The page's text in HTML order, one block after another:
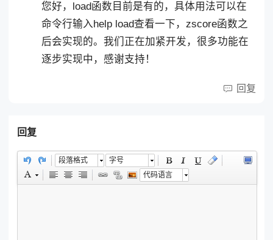
您好，load函数目前是有的，具体用法可以在
命令行输入help load查看一下，zscore函数之
后会实现的。我们正在加紧开发，很多功能在
逐步实现中，感谢支持！
回复
回复
段落格式
字号
代码语言